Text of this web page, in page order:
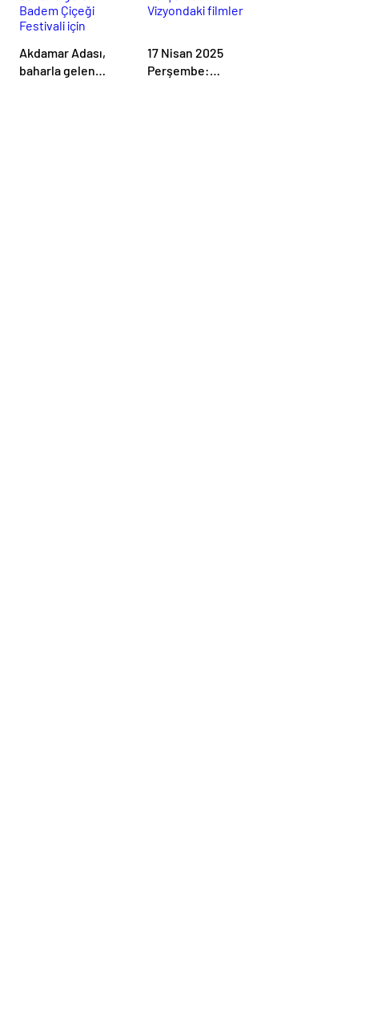
Akdamar Adası,
baharla gelen
17 Nisan 2025
Perşembe: